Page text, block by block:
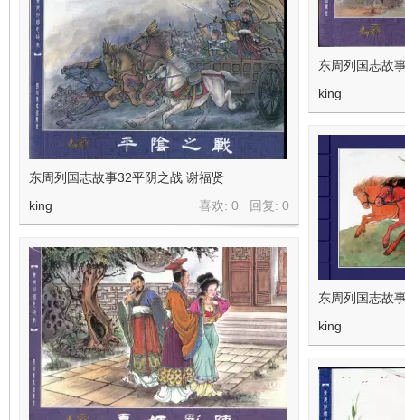
东周列国志故
king
东周列国志故事32平阴之战 谢福贤
喜欢: 0 回复: 0
king
东周列国志故
king